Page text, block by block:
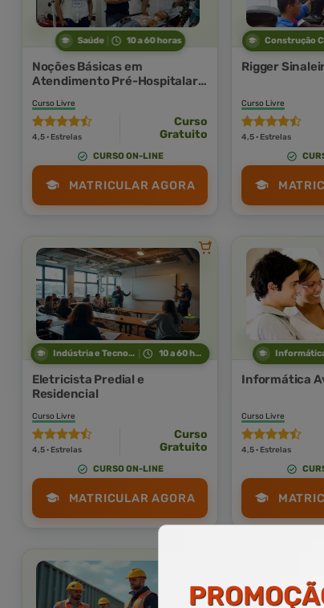
Saúde 10 a 60 horas
Noções Básicas em
Atendimento Pré-Hospitalar
Vida (SBV)
Curso Livre
4,5 · Estrelas
Curso
Gratuito
CURSO ON-LINE
MATRICULAR AGORA
Construção
Rigger
Curso Livre
4,5 · Estrelas
Indústria e Tecnologia 10 a 60 horas
Eletricista Predial e
Residencial
Curso Livre
4,5 · Estrelas
Curso
Gratuito
CURSO ON-LINE
MATRICULAR AGORA
Informática
Curso Livre
4,5 · Estrelas